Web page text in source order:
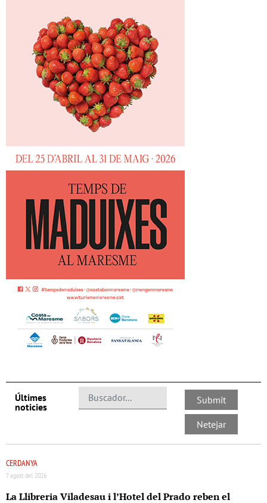
Últimes
noticies
CERDANYA
7 agost del 2026
La Llibreria Viladesau i l’Hotel del Prado reben el